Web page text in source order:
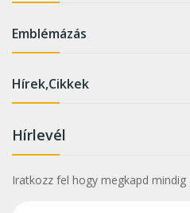
Emblémázás
Hírek,Cikkek
Hírlevél
Iratkozz fel hogy megkapd mindig